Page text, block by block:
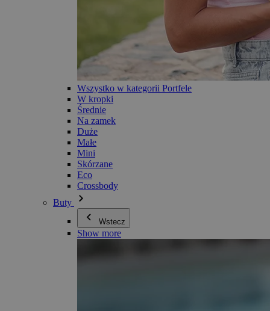
Wszystko w kategorii Portfele
W kropki
Średnie
Na zamek
Duże
Małe
Mini
Skórzane
Eco
Crossbody
Buty
Wstecz
Show more